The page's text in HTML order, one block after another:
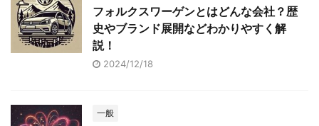
フォルクスワーゲンとはどんな会社？歴
史やブランド展開などわかりやすく解
説！
2024/12/18
一般